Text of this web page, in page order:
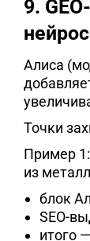
9.
Алиса
Точки
Пример
из
блок
SEO-
итого